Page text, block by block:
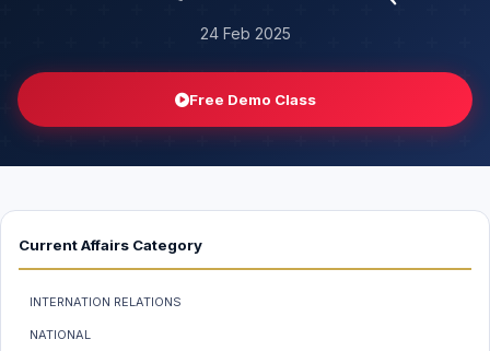
24 Feb 2025
Free Demo Class
Current Affairs Category
INTERNATION RELATIONS
NATIONAL